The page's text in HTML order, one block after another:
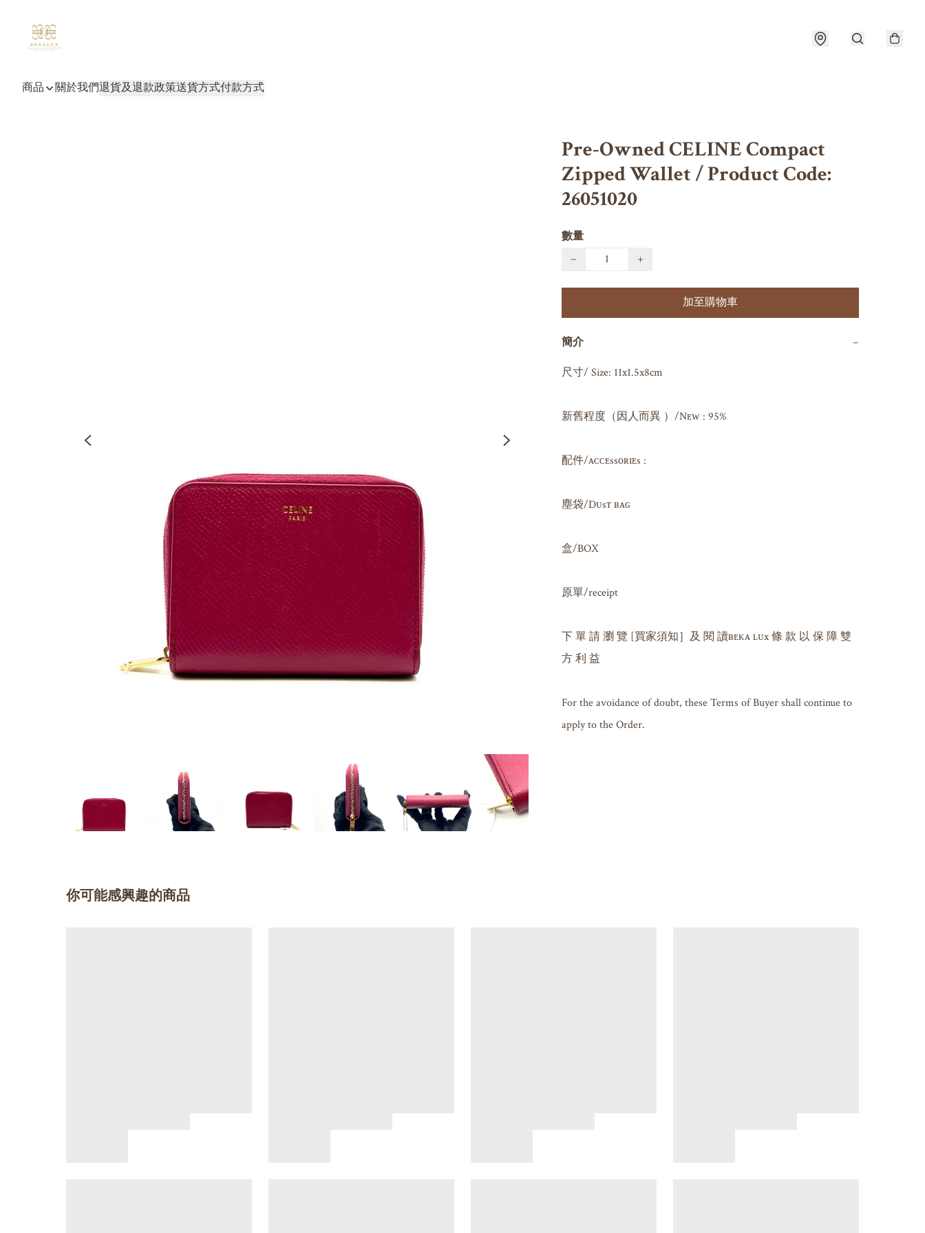
商品 關於我們退貨及退款政策送貨方式付款方式
Pre-Owned CELINE Compact
Zipped Wallet / Product Code:
26051020
數量
−
+
加至購物車
簡介 −
尺寸/ Size: 11x1.5x8cm
新舊程度（因人而異 ）/Nᴇᴡ : 95%
配件/ᴀᴄᴄᴇssᴏʀɪᴇs :
塵袋/Dᴜsᴛ ʙᴀɢ
盒/BOX
原單/receipt
下 單 請 瀏 覽 [買家須知］及 閱 讀ʙᴇᴋᴀ ʟᴜx 條 款 以 保 障 雙
方 利 益
For the avoidance of doubt, these Terms of Buyer shall continue to
apply to the Order.
你可能感興趣的商品